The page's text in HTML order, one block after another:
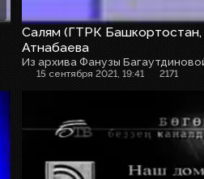
Салям (ГТРК Башкортостан,
Атнабаева
Из архива Фанузы
15 сентября 2021, 19:41 2171